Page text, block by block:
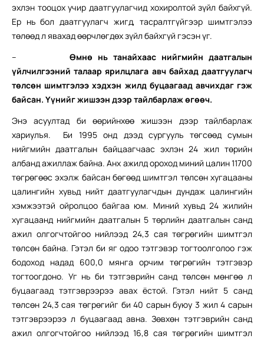
эхлэн тооцох учир даатгуулагчид хохиролтой зүйл байхгүй.
Ер нь бол даатгуулагч жигд, тасралтгүйгээр шимтгэлээ
төлөөд л явахад өөрчлөгдөх зүйл байхгүй гэсэн үг.
– Өмнө нь танайхаас нийгмийн даатгалын
үйлчилгээний талаар ярилцлага авч байхад даатгуулагч
төлсөн шимтгэлээ хэдхэн жилд буцаагаад авчихдаг гэж
байсан. Үүнийг жишээн дээр тайлбарлаж өгөөч.
Энэ асуултад би өөрийнхөө жишээн дээр тайлбарлаж
хариулъя. Би 1995 онд дээд сургууль төгсөөд сумын
нийгмийн даатгалын байцаагчаас эхлэн 24 жил төрийн
албанд ажиллаж байна. Анх ажилд ороход миний цалин 11700
төгрөгөөс эхэлж байсан бөгөөд шимтгэл төлсөн хугацааны
цалингийн хувьд нийт даатгуулагчдын дундаж цалингийн
хэмжээтэй ойролцоо байгаа юм. Миний хувьд 24 жилийн
хугацаанд нийгмийн даатгалын 5 төрлийн даатгалын санд
ажил олгогчтойгоо нийлээд 24,3 сая төгрөгийн шимтгэл
төлсөн байна. Гэтэл би яг одоо тэтгэвэр тогтоолголоо гэж
бодоход надад 600,0 мянга орчим төгрөгийн тэтгэвэр
тогтоогдоно. Уг нь би тэтгэврийн санд төлсөн мөнгөө л
буцаагаад тэтгэврээрээ авах ёстой. Гэтэл нийт 5 санд
төлсөн 24,3 сая төгрөгийг би 40 сарын буюу 3 жил 4 сарын
тэтгэврээрээ л буцаагаад авна. Зөвхөн тэтгэврийн санд
ажил олгогчтойгоо нийлээд 16,8 сая төгрөгийн шимтгэл